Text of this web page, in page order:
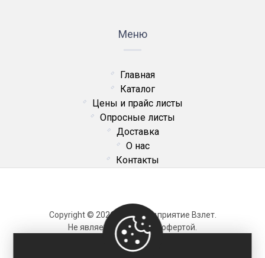
Меню
Главная
Каталог
Цены и прайс листы
Опросные листы
Доставка
О нас
Контакты
Copyright © 2026 ОДО Предприятие Взлет.
Не является публичной офертой.
Карта сайта